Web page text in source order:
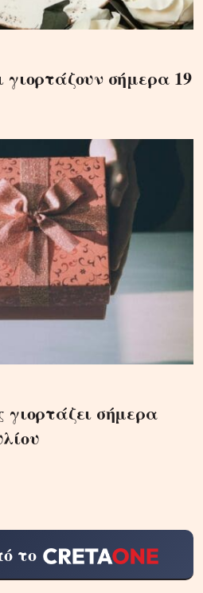
γιορτάζουν σήμερα 19
γιορτάζει σήμερα
το